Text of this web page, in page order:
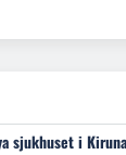
sjukhuset i Kiruna